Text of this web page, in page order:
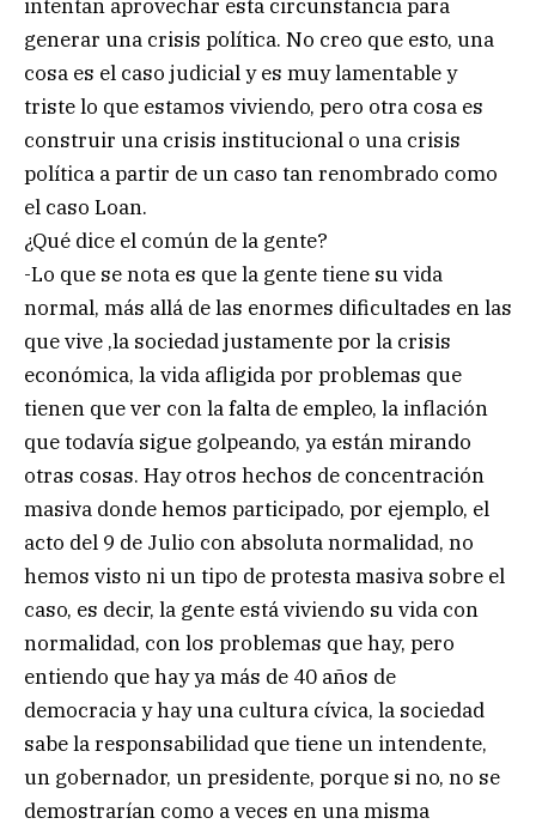
intentan aprovechar esta circunstancia para
generar una crisis política. No creo que esto, una
cosa es el caso judicial y es muy lamentable y
triste lo que estamos viviendo, pero otra cosa es
construir una crisis institucional o una crisis
política a partir de un caso tan renombrado como
el caso Loan.
¿Qué dice el común de la gente?
-Lo que se nota es que la gente tiene su vida
normal, más allá de las enormes dificultades en las
que vive ,la sociedad justamente por la crisis
económica, la vida afligida por problemas que
tienen que ver con la falta de empleo, la inflación
que todavía sigue golpeando, ya están mirando
otras cosas. Hay otros hechos de concentración
masiva donde hemos participado, por ejemplo, el
acto del 9 de Julio con absoluta normalidad, no
hemos visto ni un tipo de protesta masiva sobre el
caso, es decir, la gente está viviendo su vida con
normalidad, con los problemas que hay, pero
entiendo que hay ya más de 40 años de
democracia y hay una cultura cívica, la sociedad
sabe la responsabilidad que tiene un intendente,
un gobernador, un presidente, porque si no, no se
demostrarían como a veces en una misma